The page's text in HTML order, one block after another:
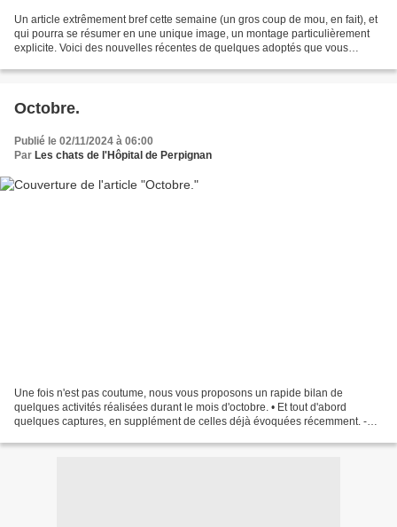
Un article extrêmement bref cette semaine (un gros coup de mou, en fait), et
qui pourra se résumer en une unique image, un montage particulièrement
explicite. Voici des nouvelles récentes de quelques adoptés que vous
Octobre.
Publié le 02/11/2024 à 06:00
Par Les chats de l'Hôpital de Perpignan
Une fois n'est pas coutume, nous vous proposons un rapide bilan de
quelques activités réalisées durant le mois d'octobre. • Et tout d'abord
quelques captures, en supplément de celles déjà évoquées récemment. -